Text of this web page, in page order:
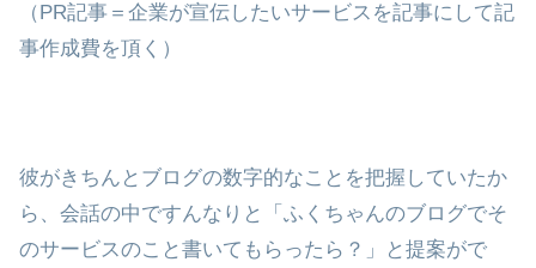
（PR記事＝企業が宣伝したいサービスを記事にして記
事作成費を頂く）
彼がきちんとブログの数字的なことを把握していたか
ら、会話の中ですんなりと「ふくちゃんのブログでそ
のサービスのこと書いてもらったら？」と提案がで